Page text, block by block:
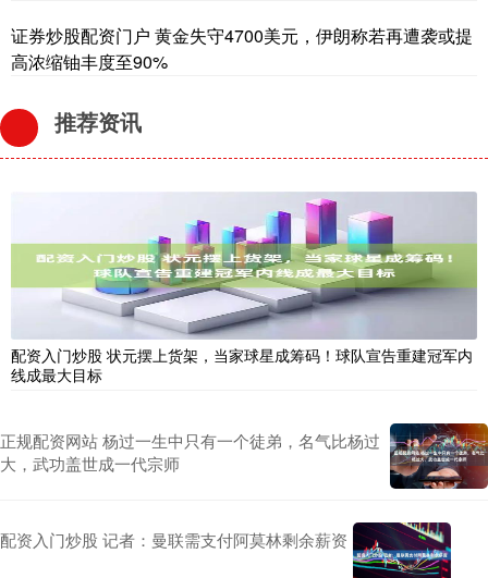
证券炒股配资门户 黄金失守4700美元，伊朗称若再遭袭或提
高浓缩铀丰度至90%
推荐资讯
配资入门炒股 状元摆上货架，当家球星成筹码！球队宣告重建冠军内
线成最大目标
正规配资网站 杨过一生中只有一个徒弟，名气比杨过
大，武功盖世成一代宗师
配资入门炒股 记者：曼联需支付阿莫林剩余薪资